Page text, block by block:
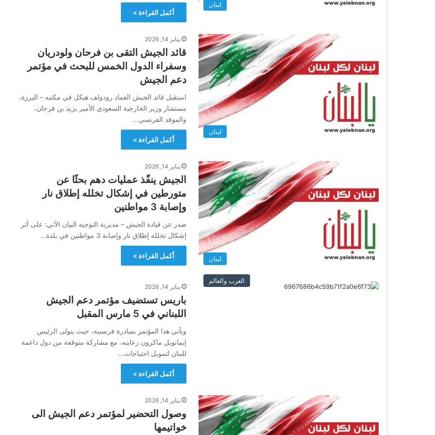
لبنان
أكمل القراءة »
لبنان
يناير 14, 2026
قائد الجيش التقى بن فرحان ولودريان
وسفراء الدول الخمس للبحث في مؤتمر
دعم الجيش
استقبل قائد الجيش العماد رودولف هيكل في مكتبه – اليرزة،
مستشار وزير الخارجية السعودي الأمير يزيد بن فرحان،
والموفد الفرنسي…
أكمل القراءة »
لبنان
يناير 14, 2026
الجيش ينفّذ عمليات دهم بحثًا عن
متورطين في إشكال تخلله إطلاق نار
وإصابة 3 مواطنين
صدر عن قيادة الجيش – مديرية التوجيه البيان الآتي: على أثر
إشكال تخلله إطلاق نار وإصابة 3 مواطنين في بلدة…
أكمل القراءة »
العرب والعالم
يناير 14, 2026
باريس تستضيف مؤتمر دعم الجيش
اللبناني في 5 مارس المقبل
ويأتي هذا المؤتمر بمبادرة فرنسية، حيث يتولى الرئيس
إيمانويل ماكرون رعايته، مع مشاركة متوقعة من دول داعمة
للبنان لتمويل احتياجات…
أكمل القراءة »
يناير 14, 2026
وصول التحضير لمؤتمر دعم الجيش الى
خواتيمها